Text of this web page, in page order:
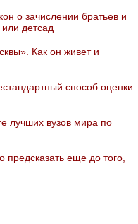
о зачислении братьев и
детсад
Как он живет и
способ оценки
лучших вузов мира по
еще до того,